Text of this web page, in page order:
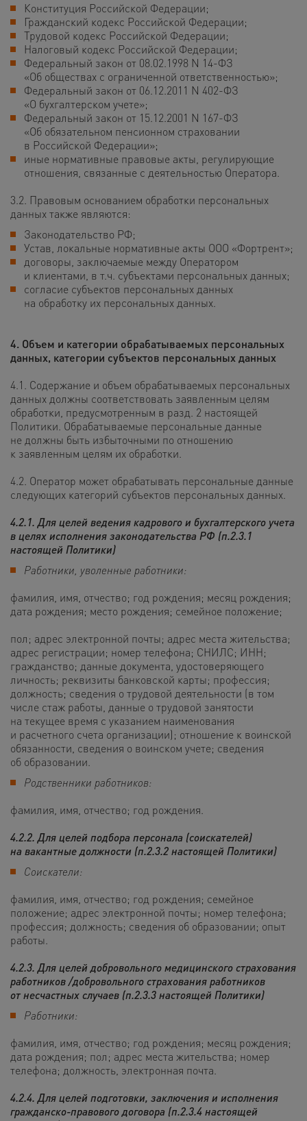
Конституция Российской Федерации;
Гражданский кодекс Российской Федерации;
Трудовой кодекс Российской Федерации;
Налоговый кодекс Российской Федерации;
Федеральный закон от 08.02.1998 N 14-ФЗ
«Об обществах с ограниченной ответственностью»;
Федеральный закон от 06.12.2011 N 402-ФЗ
«О бухгалтерском учете»;
Федеральный закон от 15.12.2001 N 167-ФЗ
«Об обязательном пенсионном страховании
в Российской Федерации»;
иные нормативные правовые акты, регулирующие
отношения, связанные с деятельностью Оператора.
3.2. Правовым основанием обработки персональных
данных также являются:
Законодательство РФ;
Устав, локальные нормативные акты ООО «Фортрент»;
договоры, заключаемые между Оператором
и клиентами, в т.ч. субъектами персональных данных;
согласие субъектов персональных данных
на обработку их персональных данных.
4. Объем и категории обрабатываемых персональных
данных, категории субъектов персональных данных
4.1. Содержание и объем обрабатываемых персональных
данных должны соответствовать заявленным целям
обработки, предусмотренным в разд. 2 настоящей
Политики. Обрабатываемые персональные данные
не должны быть избыточными по отношению
к заявленным целям их обработки.
4.2. Оператор может обрабатывать персональные данные
следующих категорий субъектов персональных данных.
4.2.1. Для целей ведения кадрового и бухгалтерского учета
в целях исполнения законодательства РФ (п.2.3.1
настоящей Политики)
Работники, уволенные работники:
фамилия, имя, отчество; год рождения; месяц рождения;
дата рождения; место рождения; семейное положение;
пол; адрес электронной почты; адрес места жительства;
адрес регистрации; номер телефона; СНИЛС; ИНН;
гражданство; данные документа, удостоверяющего
личность; реквизиты банковской карты; профессия;
должность; сведения о трудовой деятельности (в том
числе стаж работы, данные о трудовой занятости
на текущее время с указанием наименования
и расчетного счета организации); отношение к воинской
обязанности, сведения о воинском учете; сведения
об образовании.
Родственники работников:
фамилия, имя, отчество; год рождения.
4.2.2. Для целей подбора персонала (соискателей)
на вакантные должности (п.2.3.2 настоящей Политики)
Соискатели:
фамилия, имя, отчество; год рождения; семейное
положение; адрес электронной почты; номер телефона;
профессия; должность; сведения об образовании; опыт
работы.
4.2.3. Для целей добровольного медицинского страхования
работников /добровольного страхования работников
от несчастных случаев (п.2.3.3 настоящей Политики)
Работники:
фамилия, имя, отчество; год рождения; месяц рождения;
дата рождения; пол; адрес места жительства; номер
телефона; должность, электронная почта
4.2.4. Для целей подготовки, заключения и исполнения
гражданско-правового договора (п.2.3.4 настоящей